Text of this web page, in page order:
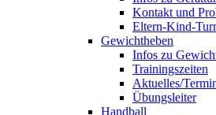
Kontakt und
Eltern-Kind-
Gewichtheben
Infos zu
Trainingszeiten
Aktuelles/
Übungsleiter
Handball